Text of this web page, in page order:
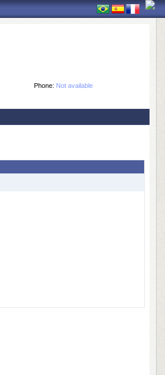
Phone: Not available